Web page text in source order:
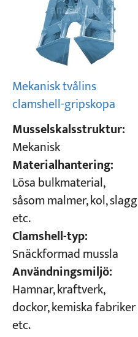
Mekanisk tvålins
clamshell-gripskopa
Musselskalsstruktur:
Mekanisk
Materialhantering:
Lösa bulkmaterial,
såsom malmer, kol, slagg
etc.
Clamshell-typ:
Snäckformad mussla
Användningsmiljö:
Hamnar, kraftverk,
dockor, kemiska fabriker
etc.